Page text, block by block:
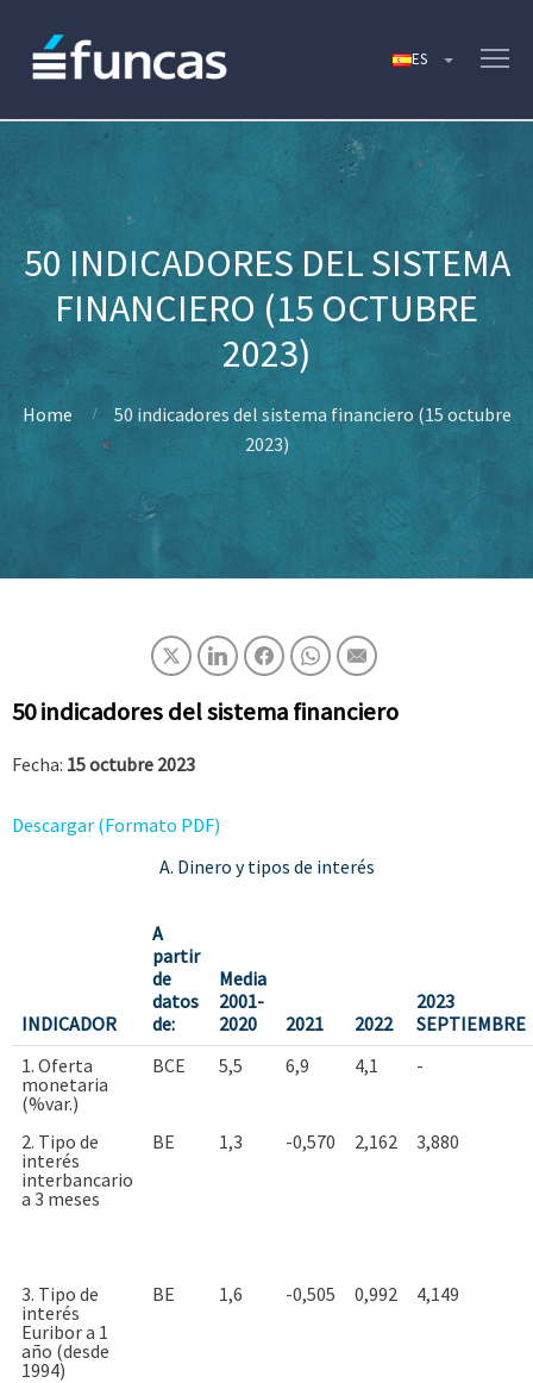
50 INDICADORES DEL SISTEMA
FINANCIERO (15 OCTUBRE
2023)
Home
50 indicadores del sistema financiero (15 octubre
2023)
50 indicadores del sistema financiero
Fecha: 15 octubre 2023
Descargar (Formato PDF)
A. Dinero y tipos de interés
INDICADOR
A
partir
de
datos
de:
Media
2001-
2020
2021 2022
2023
SEPTIEMBRE
1. Oferta
monetaria
(%var.)
BCE 5,5 6,9 4,1 -
2. Tipo de
interés
interbancario
a 3 meses
BE 1,3 -0,570 2,162 3,880
3. Tipo de
interés
Euribor a 1
año (desde
1994)
BE 1,6 -0,505 0,992 4,149